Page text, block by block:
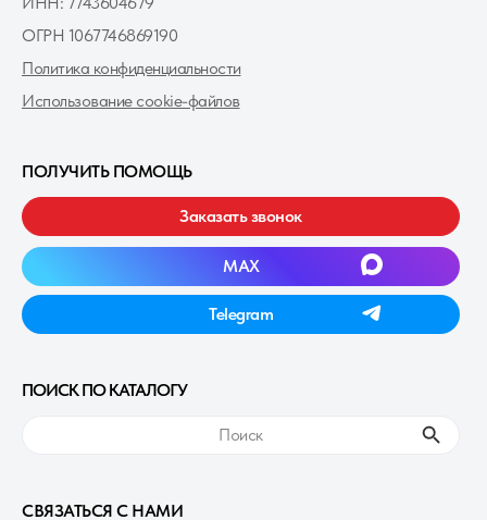
СВЯЗАТЬСЯ С НАМИ
Заказать звонок
MAXㅤ
ПОЛУЧИТЬ ПОМОЩЬ
ㅤПоискㅤ
ОГРН 1067746869190
ПОИСК ПО КАТАЛОГУ
Политика конфиденциальности
Использование cookie-файлов
Telegramㅤ